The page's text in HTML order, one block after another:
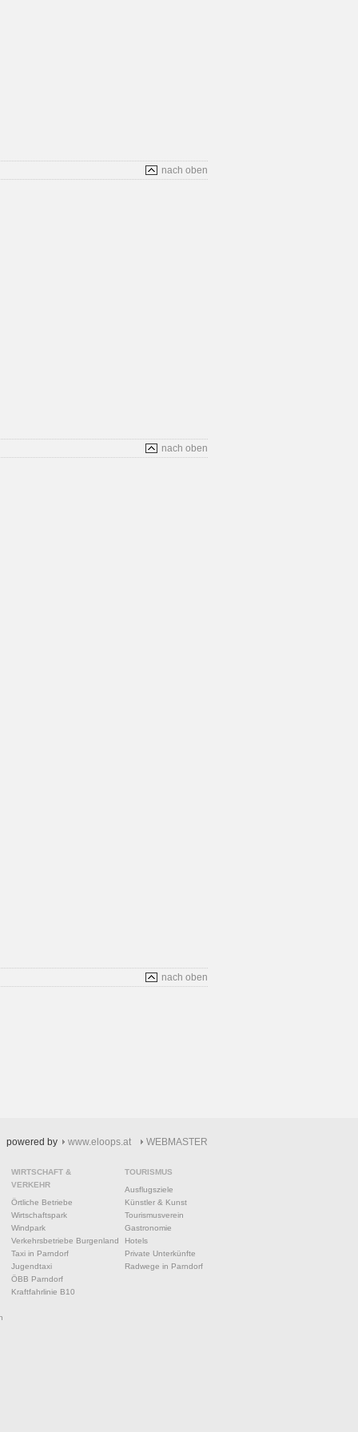
nach oben
nach oben
nach oben
powered by www.eloops.at WEBMASTER
WIRTSCHAFT &
VERKEHR
Örtliche Betriebe
Wirtschaftspark
Windpark
Verkehrsbetriebe Burgenland
Taxi in Parndorf
Jugendtaxi
ÖBB Parndorf
Kraftfahrlinie B10
TOURISMUS
Ausflugsziele
Künstler & Kunst
Tourismusverein
Gastronomie
Hotels
Private Unterkünfte
Radwege in Parndorf